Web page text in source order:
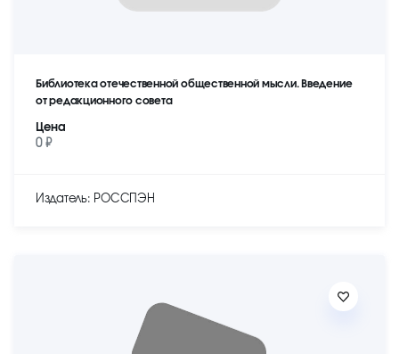
Библиотека отечественной общественной мысли. Введение
от редакционного совета
Цена
0 ₽
Издатель: РОССПЭН